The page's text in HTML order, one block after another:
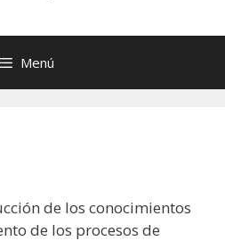
Menú
de los conocimientos
de los procesos de